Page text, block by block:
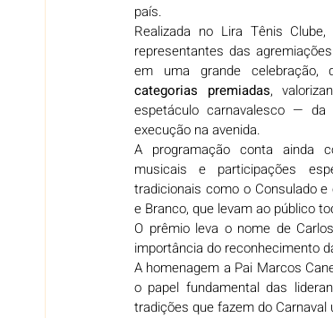
país.
Realizada no Lira Tênis
representantes das
em uma grande celebração,
categorias premiadas,
espetáculo carnavalesco —
execução na avenida.
A programação conta ainda
musicais e participações
tradicionais como o Consulado
e Branco, que levam ao público
O prêmio leva o nome de
importância do reconhecimento
A homenagem a Pai Marcos
o papel fundamental das
tradições que fazem do